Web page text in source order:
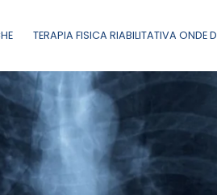
TERAPIA FISICA RIABILITATIVA ONDE